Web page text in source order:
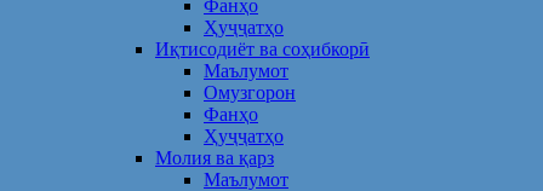
Фанҳо
Ҳуҷҷатҳо
Иқтисодиёт ва соҳибкорӣ
Маълумот
Омузгорон
Фанҳо
Ҳуҷҷатҳо
Молия ва қарз
Маълумот